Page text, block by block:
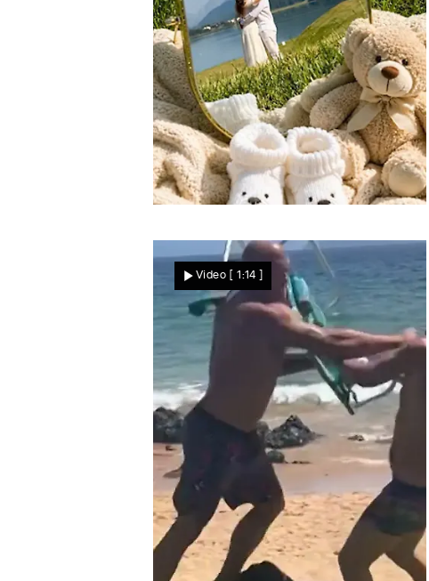
Baby-News bei den
Schumachers! SIE freuen
sich auf süßen Nachwuchs
Star News
Video [ 1:14 ]